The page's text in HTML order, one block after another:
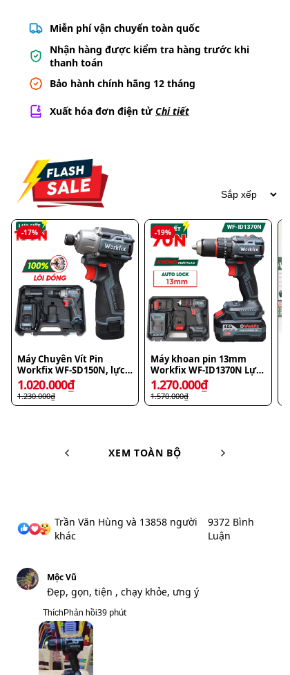
Miễn phí vận chuyển toàn quốc
Nhận hàng được kiểm tra hàng trước khi
thanh toán
Bảo hành chính hãng 12 tháng
Xuất hóa đơn điện tử Chi tiết
-19%
Máy khoan pin 13mm
Workfix WF-ID1370N Lực
siết 70N.m Autolock, bộ 2
Pin 10Cell
1.270.000₫
1.570.000₫
-17%
Máy rửa xe cao áp
Workfix WF-PW3825BL, áp
suất cực đại 60bar, 6 chế
độ tia
1.590.000₫
1.920.000₫
XEM TOÀN BỘ
Trần Văn Hùng và 13858 người
khác
9372 Bình
Luận
Mộc Vũ
Đẹp, gọn, tiện , chạy khỏe, ưng ý
ThíchPhản hồi39 phút